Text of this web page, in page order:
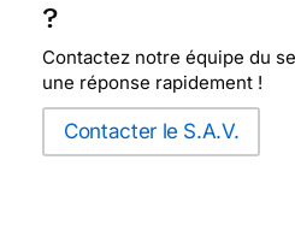
?
Contactez notre équipe du
une réponse rapidement !
Contacter le S.A.V.